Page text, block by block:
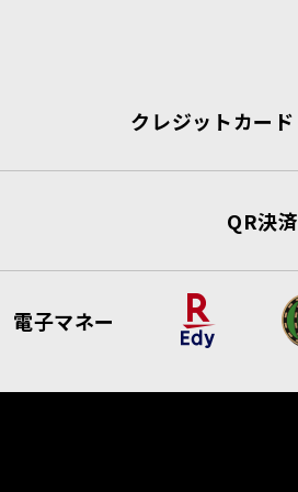
クレジットカード
QR決済
電子マネー